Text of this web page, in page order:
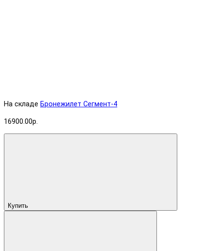
На складе Бронежилет Сегмент-4
16900.00р.
Купить